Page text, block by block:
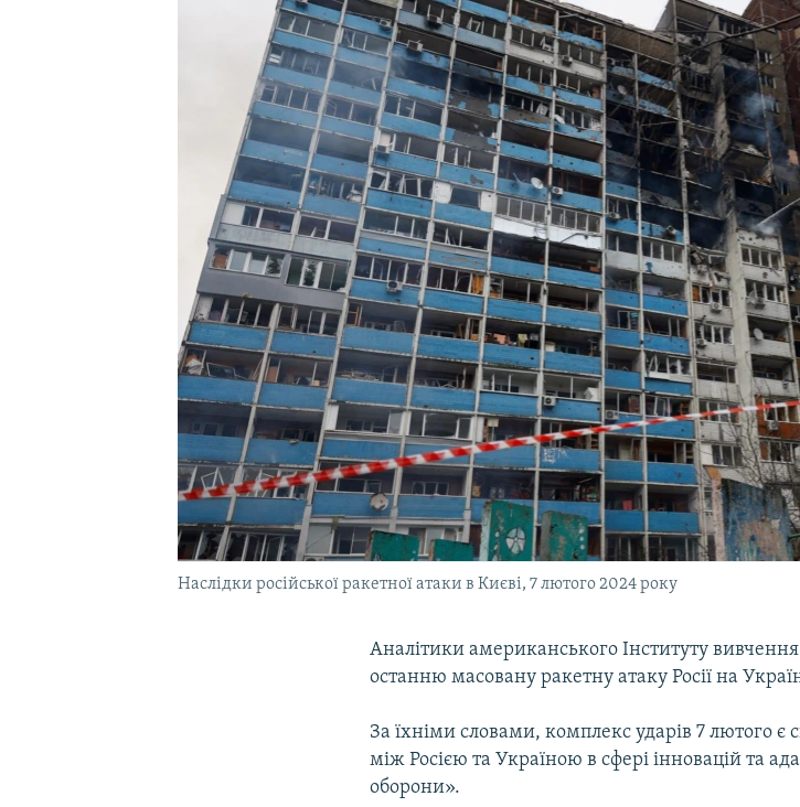
Наслідки російської ракетної атаки в Києві, 7 лютого 2024 року
Аналітики американського Інституту
останню масовану ракетну атаку Росії на
За їхніми словами, комплекс ударів 7 лютого
між Росією та Україною в сфері інновацій та
оборони».